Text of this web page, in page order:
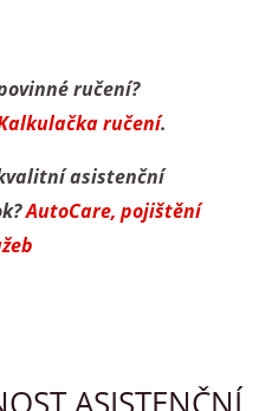
ručení?
ručení.
asistenční
AutoCare, pojištění